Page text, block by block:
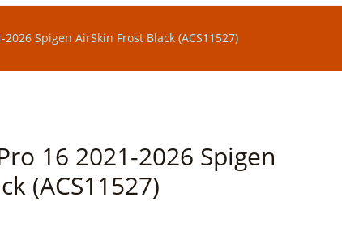
Spigen AirSkin Frost Black (ACS11527)
16 2021-2026 Spigen
(ACS11527)